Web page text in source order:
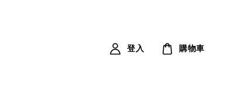
登入 購物車